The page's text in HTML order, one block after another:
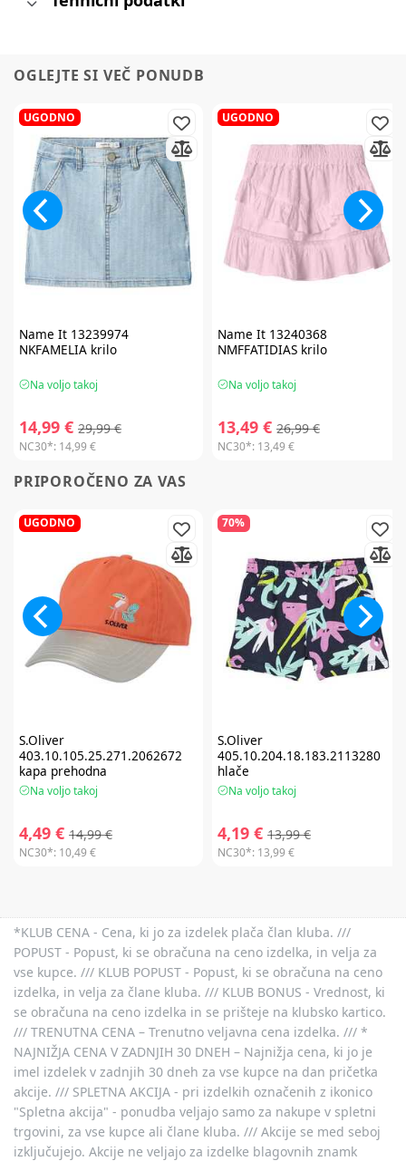
OGLEJTE SI VEČ PONUDB
UGODNO
Name It13239974
NKFAMELIA krilo
Na voljo takoj
14,99 € 29,99 €
NC30*: 14,99 €
UGODNO
Name It13240368
NMFFATIDIAS krilo
Na voljo takoj
13,49 € 26,99 €
NC30*: 13,49 €
PRIPOROČENO ZA VAS
UGODNO
S.Oliver
403.10.105.25.271.2062672
kapa prehodna
Na voljo takoj
4,49 € 14,99 €
NC30*: 10,49 €
70%
S.Oliver
405.10.204.18.183.2113280
hlače
Na voljo takoj
4,19 € 13,99 €
NC30*: 13,99 €
*KLUB CENA - Cena, ki jo za izdelek plača član kluba. ///
POPUST - Popust, ki se obračuna na ceno izdelka, in velja za
vse kupce. /// KLUB POPUST - Popust, ki se obračuna na ceno
izdelka, in velja za člane kluba. /// KLUB BONUS - Vrednost, ki
se obračuna na ceno izdelka in se prišteje na klubsko kartico.
/// TRENUTNA CENA – Trenutno veljavna cena izdelka. /// *
NAJNIŽJA CENA V ZADNJIH 30 DNEH – Najnižja cena, ki jo je
imel izdelek v zadnjih 30 dneh za vse kupce na dan pričetka
akcije. /// SPLETNA AKCIJA - pri izdelkih označenih z ikonico
"Spletna akcija" - ponudba veljajo samo za nakupe v spletni
trgovini, za vse kupce ali člane kluba. /// Akcije se med seboj
izključujejo. Akcije ne veljajo za izdelke blagovnih znamk